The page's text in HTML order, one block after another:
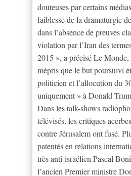
douteuses par certains
faiblesse de la dramaturgie
dans l’absence de preuves
violation par l’Iran des
2015 », a précisé Le Monde,
mépris que le but poursuivi
politicien et l’allocution du
uniquement » à Donald
Dans les talk-shows
télévisés, les critiques
contre Jérusalem ont fusé.
patentés en relations
très anti-israélien Pascal
l’ancien Premier ministre